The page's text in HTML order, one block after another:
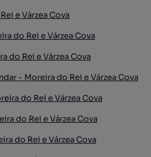
e Várzea Cova
do Rei e Várzea Cova
do Rei e Várzea Cova
- Moreira do Rei e Várzea Cova
do Rei e Várzea Cova
do Rei e Várzea Cova
do Rei e Várzea Cova